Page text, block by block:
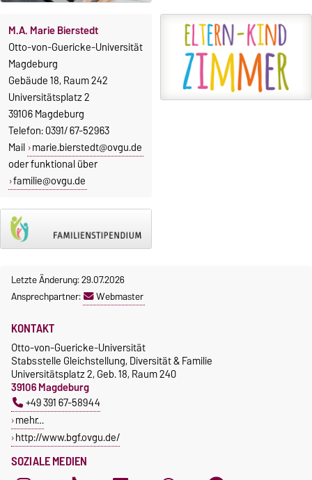
M.A. Marie Bierstedt
Otto-von-Guericke-Universität
Magdeburg
Gebäude 18, Raum 242
Universitätsplatz 2
39106 Magdeburg
Telefon: 0391/ 67-52963
Mail marie.bierstedt@ovgu.de
oder funktional über
familie@ovgu.de
Letzte Änderung: 29.07.2026
Ansprechpartner:
Webmaster
SOZIALE MEDIEN
KONTAKT
Otto-von-Guericke-Universität
Stabsstelle Gleichstellung, Diversität & Familie
Universitätsplatz 2, Geb. 18, Raum 240
39106 Magdeburg
+49 391 67-58944
mehr…
http://www.bgf.ovgu.de/